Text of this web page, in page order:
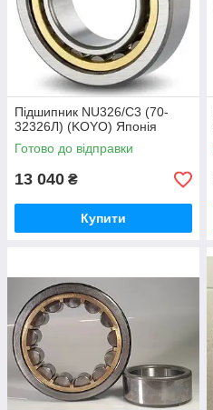
Підшипник NU326/C3 (70-
32326Л) (KOYO) Японія
Готово до відправки
13 040 ₴
Купити